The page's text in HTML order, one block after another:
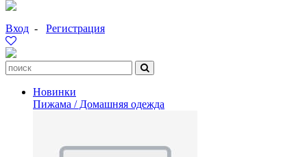
Вход - Регистрация
Новинки
Пижама / Домашняя одежда